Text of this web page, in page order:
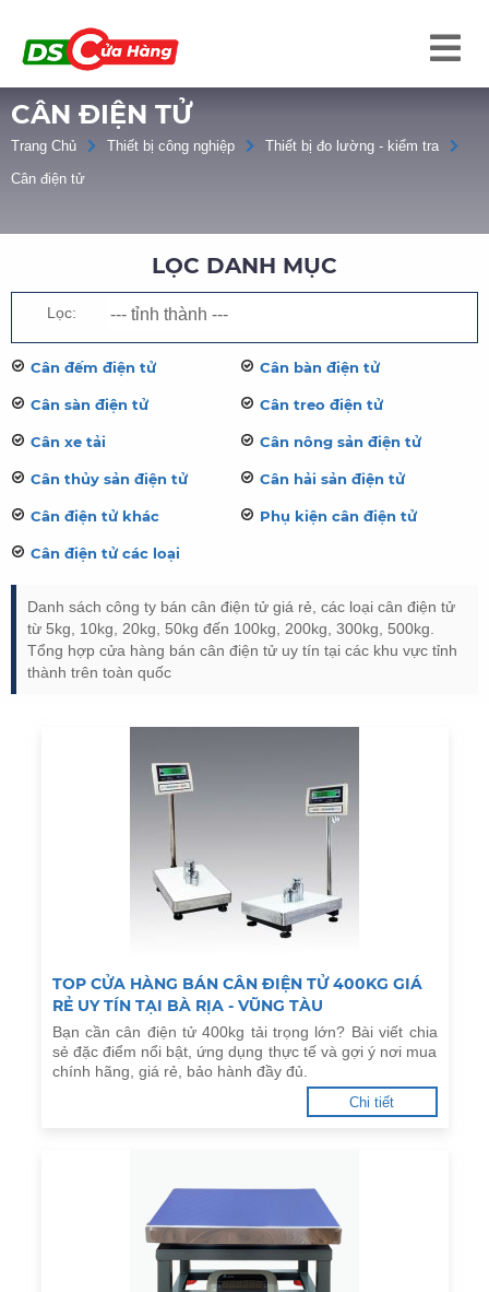
CÂN ĐIỆN TỬ
Trang Chủ Thiết bị công nghiệp
Thiết bị đo lường - kiểm tra
Cân điện tử
LỌC DANH MỤC
Lọc:
Cân đếm điện tử Cân bàn điện tử
Cân sàn điện tử Cân treo điện tử
Cân xe tải Cân nông sản điện tử
Cân thủy sản điện tử Cân hải sản điện tử
Cân điện tử khác Phụ kiện cân điện tử
Cân điện tử các loại
Danh sách công ty bán cân điện tử giá rẻ, các loại cân điện tử
từ 5kg, 10kg, 20kg, 50kg đến 100kg, 200kg, 300kg, 500kg.
Tổng hợp cửa hàng bán cân điện tử uy tín tại các khu vực tỉnh
thành trên toàn quốc
TOP CỬA HÀNG BÁN CÂN ĐIỆN TỬ 400KG GIÁ
RẺ UY TÍN TẠI BÀ RỊA - VŨNG TÀU
Bạn cần cân điện tử 400kg tải trọng lớn? Bài viết chia
sẻ đặc điểm nổi bật, ứng dụng thực tế và gợi ý nơi mua
chính hãng, giá rẻ, bảo hành đầy đủ.
Chi tiết